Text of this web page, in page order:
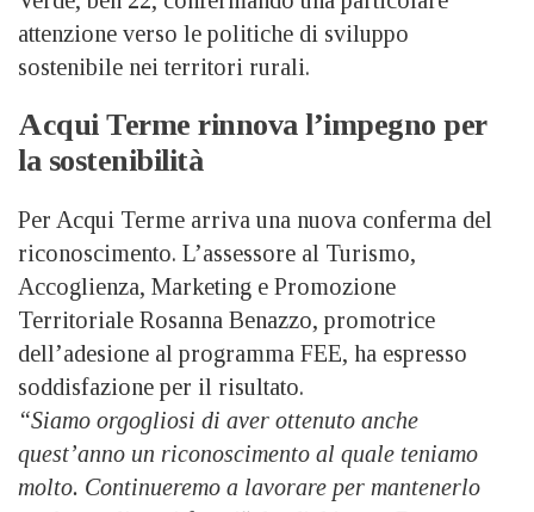
attenzione verso le politiche di sviluppo
sostenibile nei territori rurali.
Acqui Terme rinnova l’impegno per
la sostenibilità
Per Acqui Terme arriva una nuova conferma del
riconoscimento. L’assessore al Turismo,
Accoglienza, Marketing e Promozione
Territoriale Rosanna Benazzo, promotrice
dell’adesione al programma FEE, ha espresso
soddisfazione per il risultato.
“Siamo orgogliosi di aver ottenuto anche
quest’anno un riconoscimento al quale teniamo
molto. Continueremo a lavorare per mantenerlo